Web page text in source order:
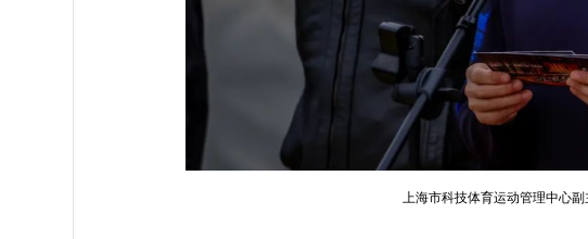
上海市科技体育运动管理中心